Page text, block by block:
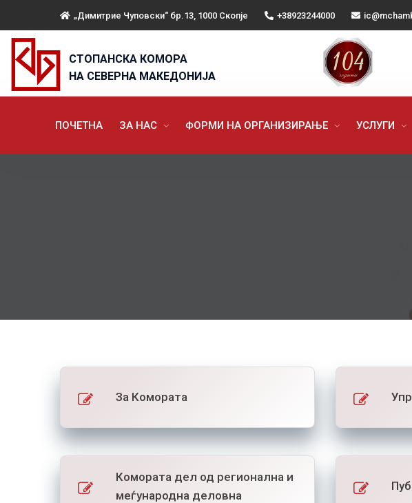
„Димитрие Чуповски“ бр.13, 1000 Скопје +38923244000
СТОПАНСКА КОМОРА
НА СЕВЕРНА МАКЕДОНИЈА
ПОЧЕТНА ЗА НАС ФОРМИ НА ОРГАНИЗИРАЊЕ УСЛУГИ
За Комората
Комората дел од регионална и
меѓународна деловна